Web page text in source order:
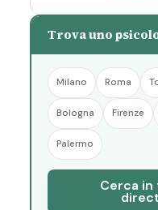
Trova uno
Milano Roma
Bologna Firenze
Palermo
Cerca